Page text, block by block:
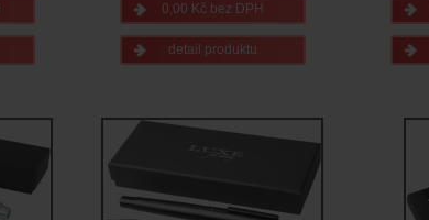
0,00 Kč bez DPH
detail produktu